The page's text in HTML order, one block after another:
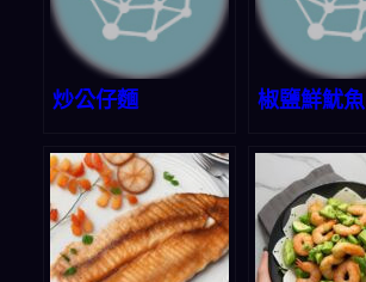
炒公仔麵 椒鹽鮮魷魚